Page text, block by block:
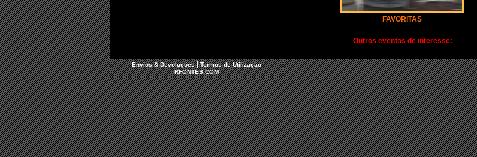
FAVORITAS
Outros eventos de interesse:
Envios & Devoluções|Termos de Utilização
RFONTES.COM